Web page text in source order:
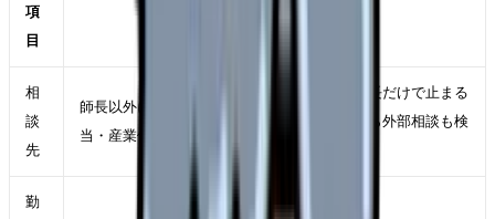
項
目
相
談
先
師長以外に相談できる人事・教育担
当・産業保健スタッフがいるか
師長だけで止まる
なら外部相談も検
勤